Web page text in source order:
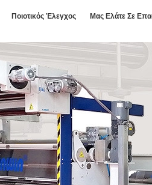
Ποιοτικός Έλεγχος Μας Ελάτε Σε